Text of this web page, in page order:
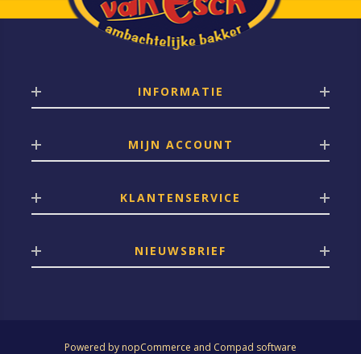
INFORMATIE
MIJN ACCOUNT
KLANTENSERVICE
NIEUWSBRIEF
Powered by nopCommerce and Compad software